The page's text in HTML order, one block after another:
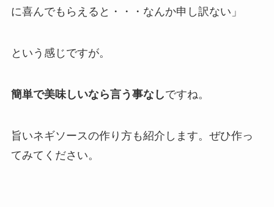
に喜んでもらえると・・・なんか申し訳ない」
という感じですが。
簡単で美味しいなら言う事なしですね。
旨いネギソースの作り方も紹介します。ぜひ作っ
てみてください。